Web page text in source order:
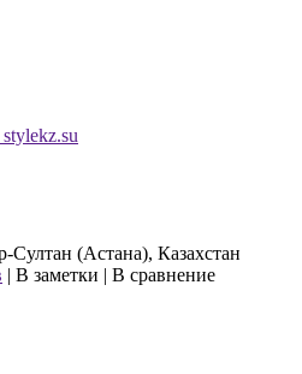
(Астана), Казахстан
| В заметки | В сравнение